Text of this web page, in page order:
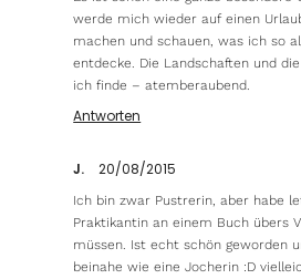
werde mich wieder auf einen
machen und schauen, was ich so
entdecke. Die Landschaften und
ich finde – atemberaubend.
Antworten
J. 20/08/2015
Ich bin zwar Pustrerin, aber habe
Praktikantin an einem Buch übers
müssen. Ist echt schön geworden
beinahe wie eine Jocherin :D